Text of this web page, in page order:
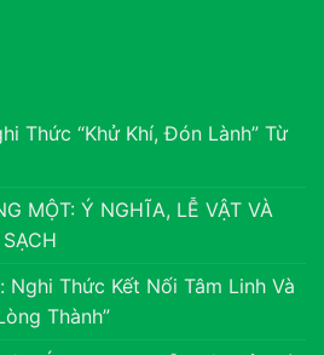
Thức “Khử Khí, Đón Lành” Từ
MỘT: Ý NGHĨA, LỄ VẬT VÀ
Nghi Thức Kết Nối Tâm Linh Và
Thành”